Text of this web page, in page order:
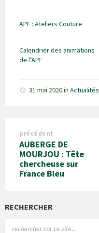
APE : Ateliers Couture
Calendrier des animations
de l’APE
31 mai 2020in Actualités
précédent
AUBERGE DE
MOURJOU : Tête
chercheuse sur
France Bleu
RECHERCHER